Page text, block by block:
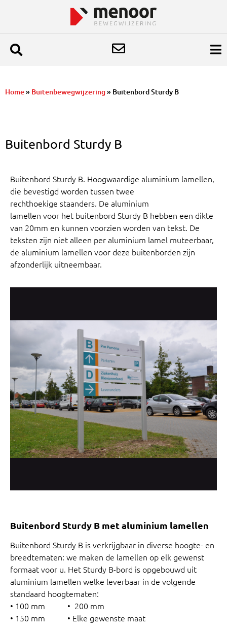
Home» Buitenbewegwijzering» Buitenbord Sturdy B
Buitenbord Sturdy B
Buitenbord Sturdy B. Hoogwaardige aluminium lamellen,
die bevestigd worden tussen twee
rechthoekige staanders. De aluminium
lamellen voor het buitenbord Sturdy B hebben een dikte
van 20mm en kunnen voorzien worden van tekst. De
teksten zijn niet alleen per aluminium lamel muteerbaar,
de aluminium lamellen voor deze buitenborden zijn
afzonderlijk uitneembaar.
Buitenbord Sturdy B met aluminium lamellen
Buitenbord Sturdy B is verkrijgbaar in diverse hoogte- en
breedtematen: we maken de lamellen op elk gewenst
formaat voor u. Het Sturdy B-bord is opgebouwd uit
aluminium lamellen welke leverbaar in de volgende
standaard hoogtematen:
• 100 mm • 200 mm
• 150 mm • Elke gewenste maat